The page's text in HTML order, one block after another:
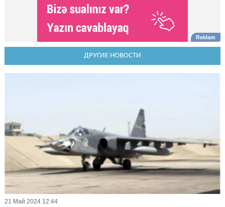
ДРУГИЕ НОВОСТИ
21 Май 2024 12:44